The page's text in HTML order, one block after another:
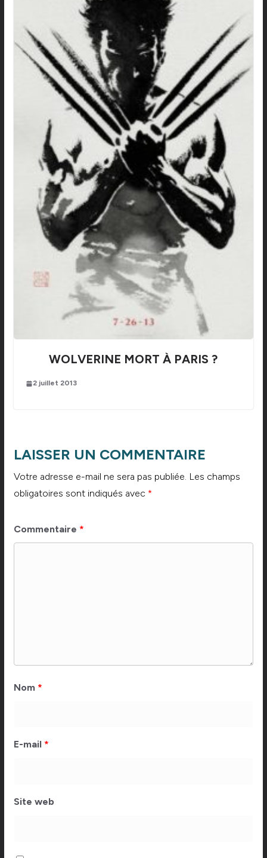
WOLVERINE MORT À PARIS ?
2 juillet 2013
LAISSER UN COMMENTAIRE
Votre adresse e-mail ne sera pas publiée. Les champs
obligatoires sont indiqués avec *
Commentaire *
Nom *
E-mail *
Site web